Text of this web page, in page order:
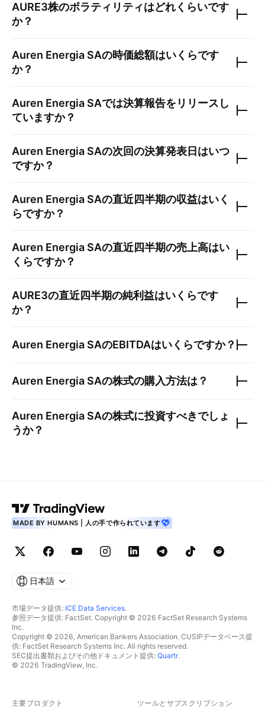
AURE3株のボラティリティはどれくらいです
か？
Auren Energia SAの時価総額はいくらです
か？
Auren Energia SAでは決算報告をリリースし
ていますか？
Auren Energia SAの次回の決算発表日はいつ
ですか？
Auren Energia SAの直近四半期の収益はいく
らですか？
Auren Energia SAの直近四半期の売上高はい
くらですか？
AURE3の直近四半期の純利益はいくらです
か？
Auren Energia SAのEBITDAはいくらですか？
Auren Energia SAの株式の購入方法は？
Auren Energia SAの株式に投資すべきでしょ
うか？
MADE BY HUMANS | 人の手で作られています
日本語
市場データ提供: ICE Data Services.
参照データ提供: FactSet. Copyright © 2026 FactSet Research Systems
Inc.
Copyright © 2026, American Bankers Association. CUSIPデータベース提
供: FactSet Research Systems Inc. All rights reserved.
SEC提出書類およびその他ドキュメント提供: Quartr.
© 2026 TradingView, Inc.
主要プロダクト ツールとサブスクリプション